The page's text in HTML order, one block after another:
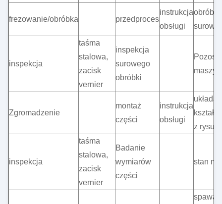
frezowanie/obróbka przedproces
instrukcja
obsługi
obróbka
inspekcja
taśma
stalowa,
zacisk
vernier
inspekcja
surowego
obróbki
Zgromadzenie
montaż
części
instrukcja
obsługi
z
inspekcja
taśma
stalowa,
zacisk
vernier
Badanie
wymiarów
części
stan